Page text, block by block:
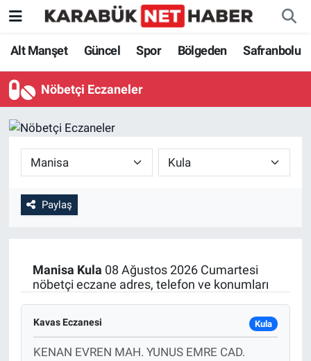
Alt Manşet Güncel Spor Bölgeden Safranbolu
Nöbetçi Eczaneler
Paylaş
Manisa Kula 08 Ağustos 2026 Cumartesi
nöbetçi eczane adres, telefon ve konumları
Kavas Eczanesi Kula
KENAN EVREN MAH. YUNUS EMRE CAD.